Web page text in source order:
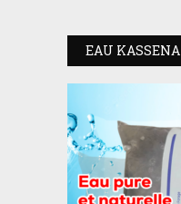
EAU KASSENA